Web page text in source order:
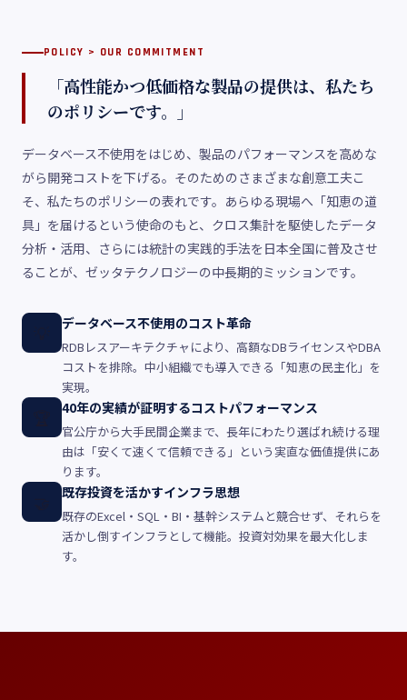
POLICY > OUR COMMITMENT
「高性能かつ低価格な製品の提供は、私たち
のポリシーです。」
データベース不使用をはじめ、製品のパフォーマンスを高めな
がら開発コストを下げる。そのためのさまざまな創意工夫こ
そ、私たちのポリシーの表れです。あらゆる現場へ「知恵の道
具」を届けるという使命のもと、クロス集計を駆使したデータ
分析・活用、さらには統計の実践的手法を日本全国に普及させ
ることが、ゼッタテクノロジーの中長期的ミッションです。
データベース不使用のコスト革命
RDBレスアーキテクチャにより、高額なDBライセンスやDBA
コストを排除。中小組織でも導入できる「知恵の民主化」を
実現。
40年の実績が証明するコストパフォーマンス
官公庁から大手民間企業まで、長年にわたり選ばれ続ける理
由は「安くて速くて信頼できる」という実直な価値提供にあ
ります。
既存投資を活かすインフラ思想
既存のExcel・SQL・BI・基幹システムと競合せず、それらを
活かし倒すインフラとして機能。投資対効果を最大化しま
す。